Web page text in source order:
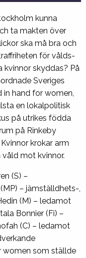
kunna
ta makten över
ska må bra och
för vålds-
skyddas? På
Sveriges
hand for women,
en lokalpolitisk
på utrikes födda
på Rinkeby
krokar arm
mot kvinnor.
(S) –
– jämställdhets-,
(M) – ledamot
Bonnier (Fi) –
(C) – ledamot
women som ställde